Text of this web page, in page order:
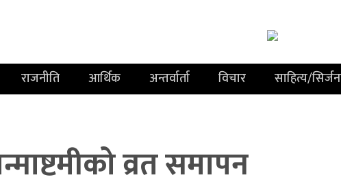
राजनीति आर्थिक अन्तर्वार्ता विचार साहित्य/
व्रत समापन